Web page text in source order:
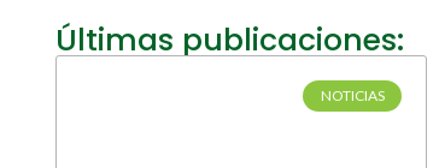
Últimas publicaciones:
NOTICIAS